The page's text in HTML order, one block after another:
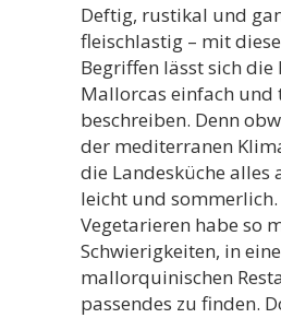
Deftig, rustikal und
fleischlastig – mit
Begriffen lässt sich die
Mallorcas einfach und
beschreiben. Denn
der mediterranen
die Landesküche alles
leicht und sommerlich.
Vegetarieren habe so
Schwierigkeiten, in
mallorquinischen
passendes zu finden.